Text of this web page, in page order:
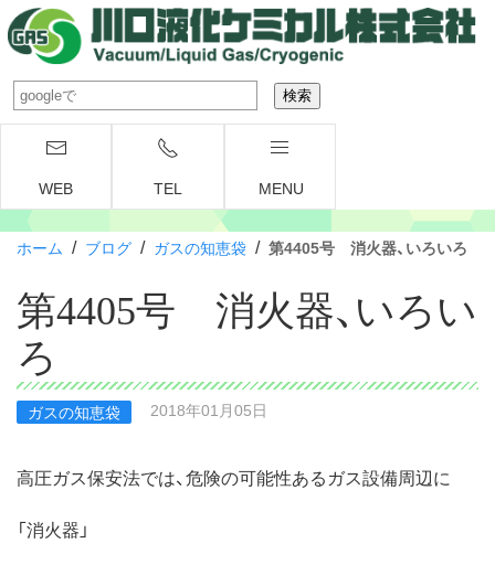
WEB TEL MENU
ホーム / ブログ / ガスの知恵袋 / 第4405号 消火器、いろいろ
第4405号 消火器、いろい
ろ
ガスの知恵袋 2018年01月05日
高圧ガス保安法では、危険の可能性あるガス設備周辺に
「消火器」